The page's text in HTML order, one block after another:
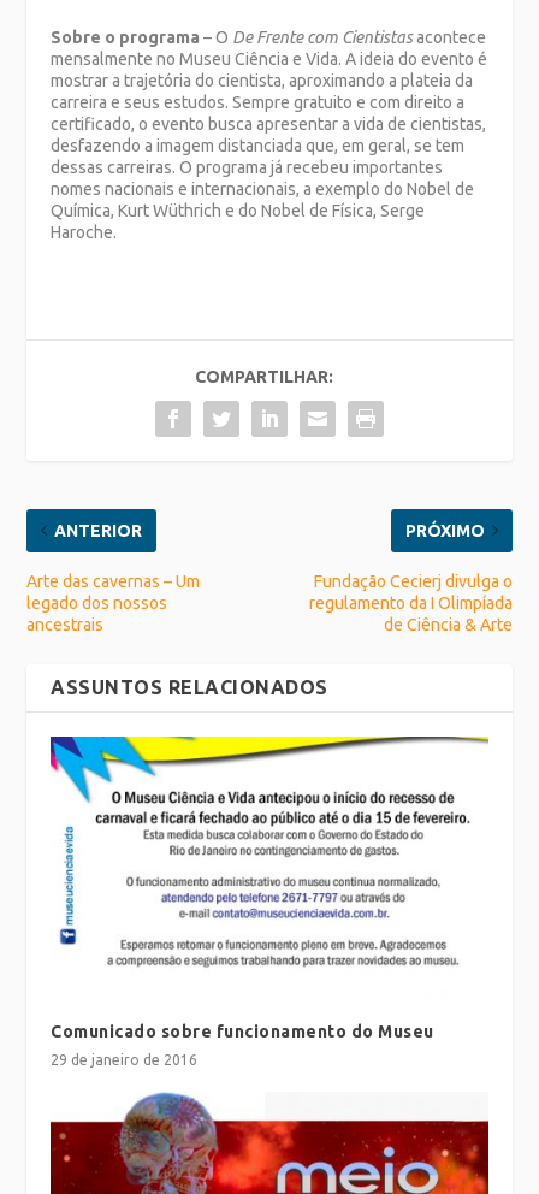
Sobre o programa – O De Frente com Cientistasacontece
mensalmente no Museu Ciência e Vida. A ideia do evento é
mostrar a trajetória do cientista, aproximando a plateia da
carreira e seus estudos. Sempre gratuito e com direito a
certificado, o evento busca apresentar a vida de cientistas,
desfazendo a imagem distanciada que, em geral, se tem
dessas carreiras. O programa já recebeu importantes
nomes nacionais e internacionais, a exemplo do Nobel de
Química, Kurt Wüthrich e do Nobel de Física, Serge
Haroche.
COMPARTILHAR:
ANTERIOR
Arte das cavernas – Um
legado dos nossos
ancestrais
PRÓXIMO
Fundação Cecierj divulga o
regulamento da I Olimpíada
de Ciência & Arte
ASSUNTOS RELACIONADOS
Comunicado sobre funcionamento do Museu
29 de janeiro de 2016